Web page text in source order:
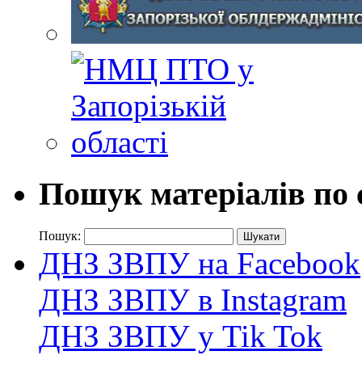
Пошук матеріалів по
Пошук:
ДНЗ ЗВПУ на Facebook
ДНЗ ЗВПУ в Instagram
ДНЗ ЗВПУ у Tik Tok